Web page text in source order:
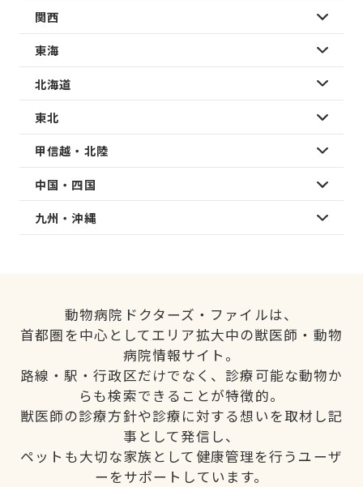
関西
東海
北海道
東北
甲信越・北陸
中国・四国
九州・沖縄
動物病院ドクターズ・ファイルは、
首都圏を中心としてエリア拡大中の獣医師・動物
病院情報サイト。
路線・駅・行政区だけでなく、診療可能な動物か
らも検索できることが特徴的。
獣医師の診療方針や診療に対する想いを取材し記
事として発信し、
ペットも大切な家族として健康管理を行うユーザ
ーをサポートしています。